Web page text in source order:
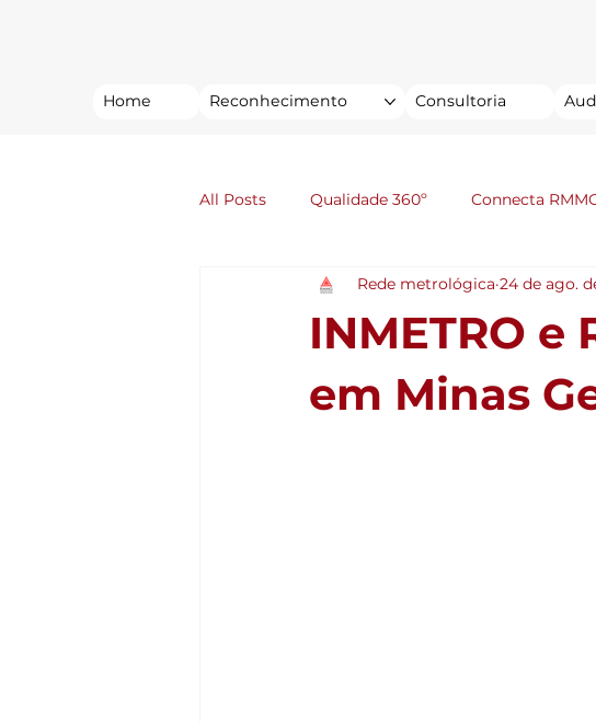
Home Reconhecimento Consultoria
All Posts Qualidade 360º Connecta
INMETRO e
em Minas
Rede metrológica 24 de ago.